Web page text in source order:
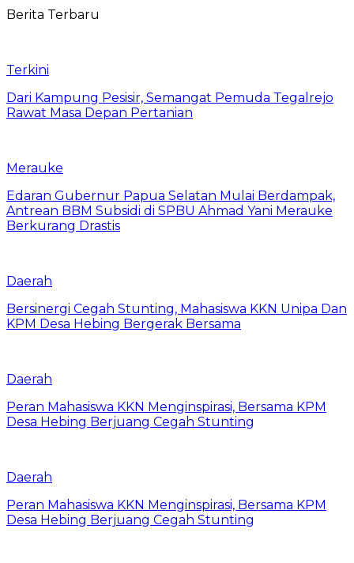
Berita Terbaru
Terkini
Dari Kampung Pesisir, Semangat Pemuda Tegalrejo
Rawat Masa Depan Pertanian
Merauke
Edaran Gubernur Papua Selatan Mulai Berdampak,
Antrean BBM Subsidi di SPBU Ahmad Yani Merauke
Berkurang Drastis
Daerah
Bersinergi Cegah Stunting, Mahasiswa KKN Unipa Dan
KPM Desa Hebing Bergerak Bersama
Daerah
Peran Mahasiswa KKN Menginspirasi, Bersama KPM
Desa Hebing Berjuang Cegah Stunting
Daerah
Peran Mahasiswa KKN Menginspirasi, Bersama KPM
Desa Hebing Berjuang Cegah Stunting